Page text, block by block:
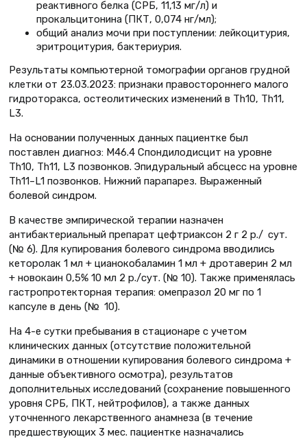
реактивного белка (СРБ, 11,13 мг/л) и
прокальцитонина (ПКТ, 0,074 нг/мл);
общий анализ мочи при поступлении: лейкоцитурия,
эритроцитурия, бактериурия.
Результаты компьютерной томографии органов грудной
клетки от 23.03.2023: признаки правостороннего малого
гидроторакса, остеолитических изменений в Th10, Th11,
L3.
На основании полученных данных пациентке был
поставлен диагноз: М46.4 Спондилодисцит на уровне
Th10, Th11, L3 позвонков. Эпидуральный абсцесс на уровне
Th11–L1 позвонков. Нижний парапарез. Выраженный
болевой синдром.
В качестве эмпирической терапии назначен
антибактериальный препарат цефтриаксон 2 г 2 р./ сут.
(№ 6). Для купирования болевого синдрома вводились
кеторолак 1 мл + цианокобаламин 1 мл + дротаверин 2 мл
+ новокаин 0,5% 10 мл 2 р./сут. (№ 10). Также применялась
гастропротекторная терапия: омепразол 20 мг по 1
капсуле в день (№ 10).
На 4-е сутки пребывания в стационаре с учетом
клинических данных (отсутствие положительной
динамики в отношении купирования болевого синдрома +
данные объективного осмотра), результатов
дополнительных исследований (сохранение повышенного
уровня СРБ, ПКТ, нейтрофилов), а также данных
уточненного лекарственного анамнеза (в течение
предшествующих 3 мес. пациентке назначались